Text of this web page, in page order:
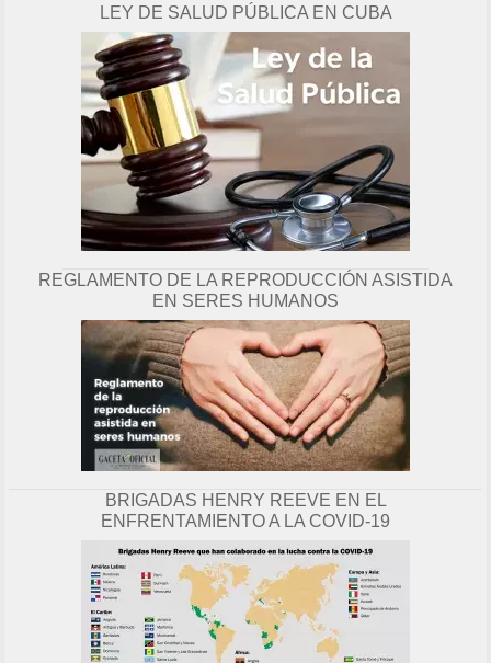
g
i
n
a
LEY DE SALUD PÚBLICA EN CUBA
REGLAMENTO DE LA REPRODUCCIÓN ASISTIDA
EN SERES HUMANOS
BRIGADAS HENRY REEVE EN EL
ENFRENTAMIENTO A LA COVID-19